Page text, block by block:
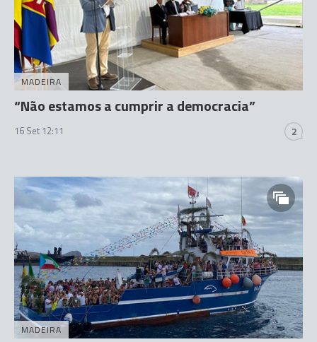
MADEIRA
“Não estamos a cumprir a democracia”
16 Set 12:11 2
MADEIRA